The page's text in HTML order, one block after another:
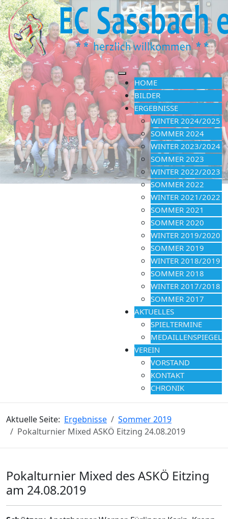
HOME
BILDER
ERGEBNISSE
WINTER 2024/2025
SOMMER 2024
WINTER 2023/2024
SOMMER 2023
WINTER 2022/2023
SOMMER 2022
WINTER 2021/2022
SOMMER 2021
SOMMER 2020
WINTER 2019/2020
SOMMER 2019
WINTER 2018/2019
SOMMER 2018
WINTER 2017/2018
SOMMER 2017
AKTUELLES
SPIELTERMINE
MEDAILLENSPIEGEL
VEREIN
VORSTAND
KONTAKT
CHRONIK
Aktuelle Seite: Ergebnisse
Sommer 2019
Pokalturnier Mixed ASKÖ Eitzing 24.08.2019
Pokalturnier Mixed des ASKÖ Eitzing
am 24.08.2019